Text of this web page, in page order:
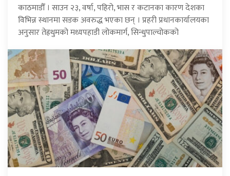
काठमाडौँ । साउन २३, वर्षा, पहिरो, भास र कटानका कारण देशका
विभिन्न स्थानमा सडक अवरुद्ध भएका छन् । प्रहरी प्रधानकार्यालयका
अनुसार तेह्रथुमको मध्यपहाडी लोकमार्ग, सिन्धुपाल्चोकको